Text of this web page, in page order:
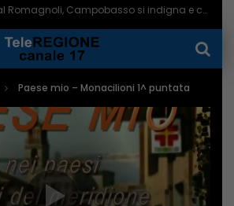
Ragazzine violentate al Romagnoli, Campobasso si indigna e chiede più controlli – 06/08/2026
Paese mio – Monacilioni 1^ puntata